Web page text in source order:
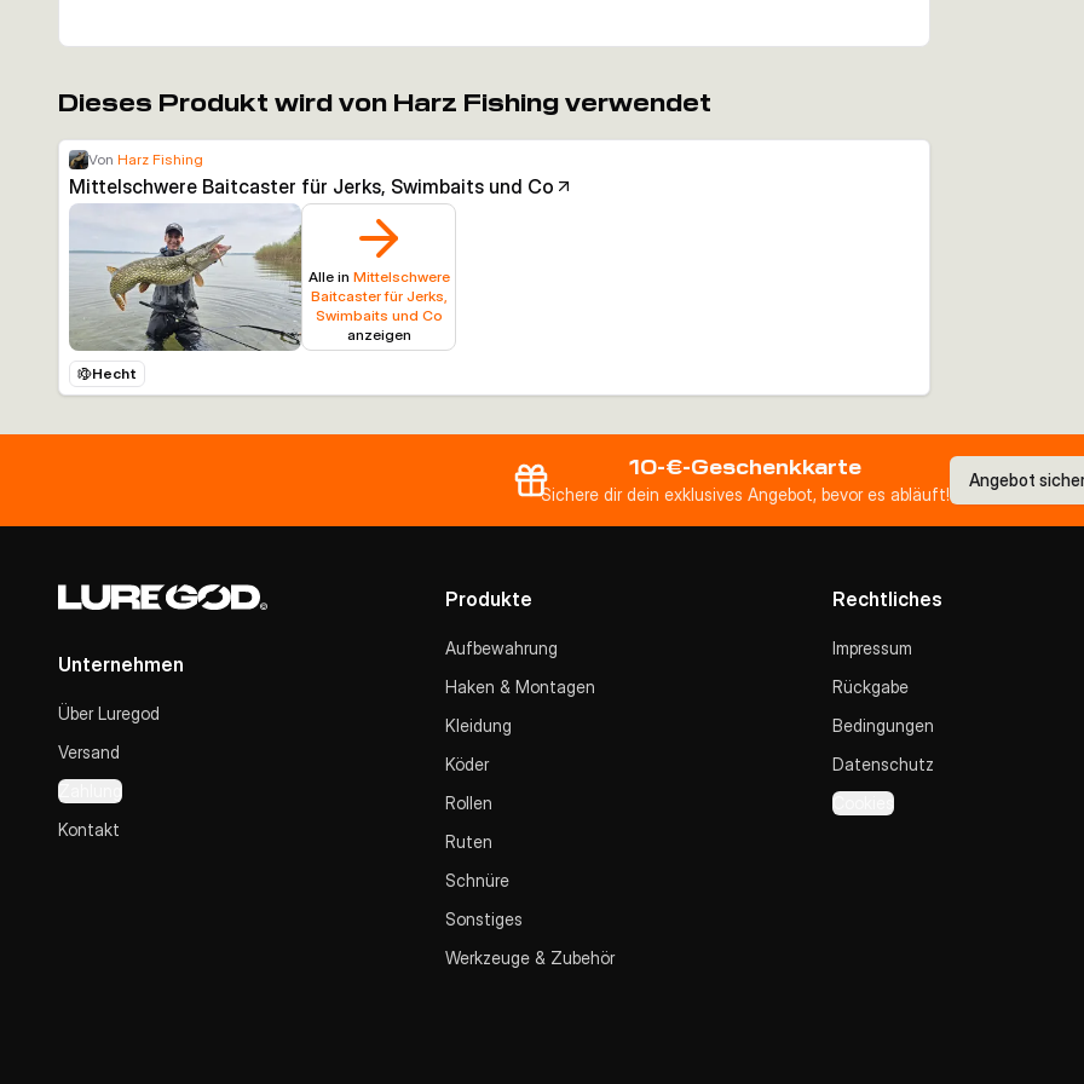
Dieses Produkt wird von Harz Fishing verwendet
Von Harz Fishing
Mittelschwere Baitcaster für Jerks, Swimbaits und Co
Alle in Mittelschwere
Baitcaster für Jerks,
Swimbaits und Co
anzeigen
Hecht
10-€-Geschenkkarte
Sichere dir dein exklusives Angebot, bevor es abläuft!
Angebot
Unternehmen
Über Luregod
Versand
Zahlung
Kontakt
Produkte
Aufbewahrung
Haken & Montagen
Kleidung
Köder
Rollen
Ruten
Schnüre
Sonstiges
Werkzeuge & Zubehör
Rechtliches
Impressum
Rückgabe
Bedingungen
Datenschutz
Cookies